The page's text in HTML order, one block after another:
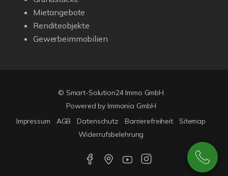
Mietangebote
Renditeobjekte
Gewerbeimmobilien
© Smart-Solution24 Immo GmbH
Powered by Immonia GmbH
Impressum
AGB Datenschutz Barrierefreiheit
Sitemap
Widerrufsbelehrung